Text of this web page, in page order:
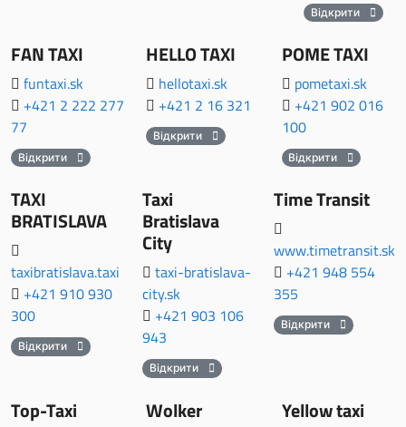
Відкрити
FAN TAXI
funtaxi.sk
+421 2 222 277
77
Відкрити
HELLO TAXI
hellotaxi.sk
+421 2 16 321
Відкрити
POME TAXI
pometaxi.sk
+421 902 016
100
Відкрити
TAXI
BRATISLAVA
taxibratislava.taxi
+421 910 930
300
Відкрити
Taxi
Bratislava
City
taxi-bratislava-
city.sk
+421 903 106
943
Відкрити
Time Transit
www.timetransit.sk
+421 948 554
355
Відкрити
Top-Taxi Wolker Yellow taxi